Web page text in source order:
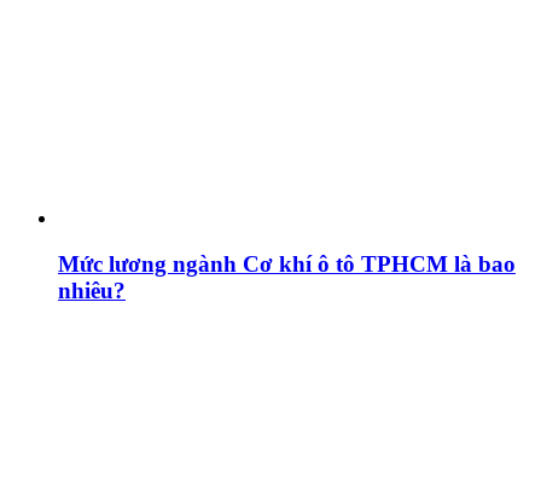
Mức lương ngành Cơ khí ô tô TPHCM là bao
nhiêu?